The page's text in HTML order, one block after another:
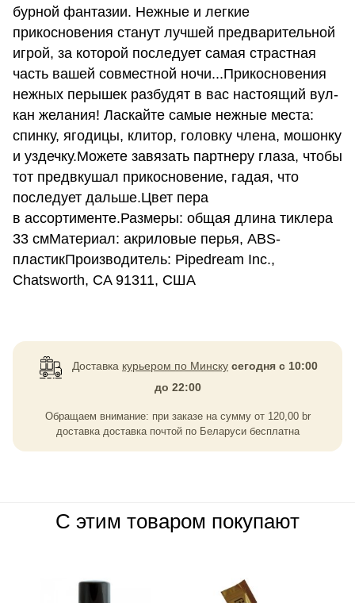
бурной фан­та­зии. Нежные и легкие
прикосновения станут лучшей предварительной
игрой, за которой последует самая страстная
часть вашей совместной ночи...При­кос­но­ве­ния
нежных перышек раз­бу­дят в вас настоящий вул­
кан желания! Лас­кайте самые неж­ные места:
спинку, яго­дицы, кли­тор, головку члена, мошонку
и уздечку.Можете завязать партнеру глаза, чтобы
тот предвкушал прикосновение, гадая, что
последует дальше.Цвет пера
в ассортименте.Размеры: общая длина тиклера
33 смМатериал: акриловые перья, ABS-
пластикПроизводитель: Pipedream Inc.,
Chatsworth, CA 91311, США
Доставка курьером по Минску сегодня с 10:00
до 22:00
Обращаем внимание: при заказе на сумму от 120,00 br
доставка доставка почтой по Беларуси бесплатна
С этим товаром покупают